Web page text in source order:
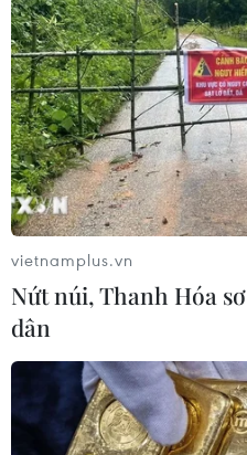
vietnamplus.vn
Nứt núi, Thanh Hóa
dân